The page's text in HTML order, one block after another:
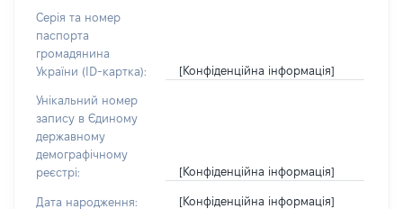
Серія та номер
паспорта
громадянина
України (ID-картка):
[Конфіденційна інформація]
Унікальний номер
запису в Єдиному
державному
демографічному
реєстрі:
[Конфіденційна інформація]
Дата народження: [Конфіденційна інформація]